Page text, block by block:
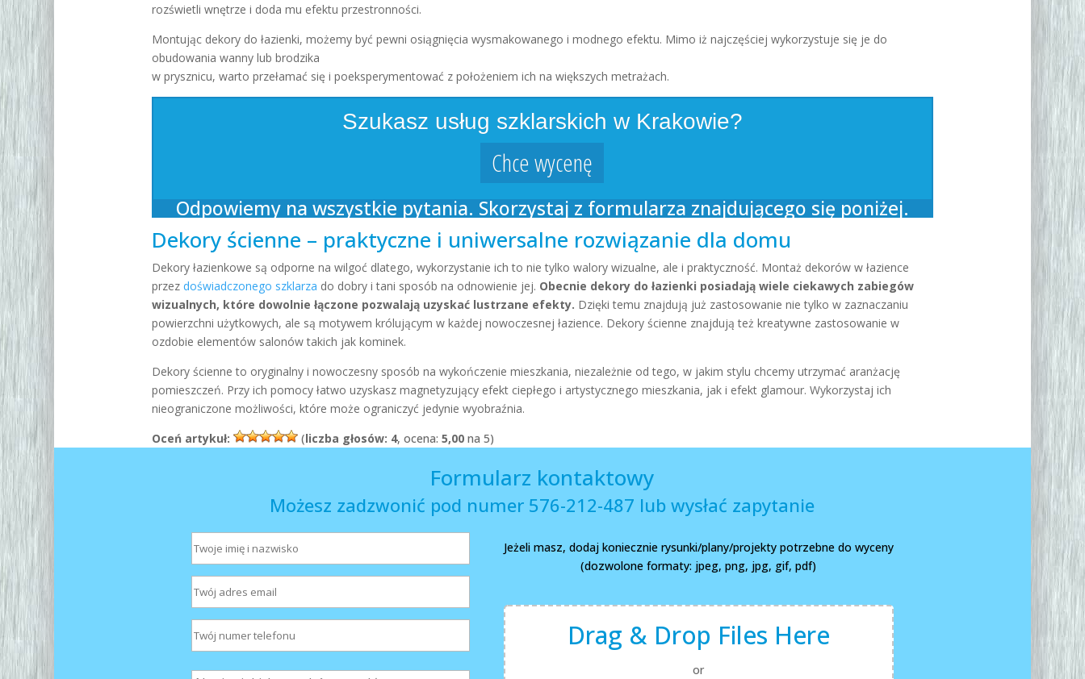
rozświetli wnętrze i doda mu efektu przestronności.
Montując dekory do łazienki, możemy być pewni osiągnięcia wysmakowanego i modnego efektu. Mimo iż najczęściej wykorzystuje się je do
obudowania wanny lub brodzika
w prysznicu, warto przełamać się i poeksperymentować z położeniem ich na większych metrażach.
Szukasz usług szklarskich w Krakowie?
Chce wycenę
Odpowiemy na wszystkie pytania. Skorzystaj z formularza znajdującego się poniżej.
Dekory ścienne – praktyczne i uniwersalne rozwiązanie dla domu
Dekory łazienkowe są odporne na wilgoć dlatego, wykorzystanie ich to nie tylko walory wizualne, ale i praktyczność. Montaż dekorów w łazience
przezdoświadczonego szklarza do dobry i tani sposób na odnowienie jej. Obecnie dekory do łazienki posiadają wiele ciekawych zabiegów
wizualnych, które dowolnie łączone pozwalają uzyskać lustrzane efekty. Dzięki temu znajdują już zastosowanie nie tylko w zaznaczaniu
powierzchni użytkowych, ale są motywem królującym w każdej nowoczesnej łazience. Dekory ścienne znajdują też kreatywne zastosowanie w
ozdobie elementów salonów takich jak kominek.
Dekory ścienne to oryginalny i nowoczesny sposób na wykończenie mieszkania, niezależnie od tego, w jakim stylu chcemy utrzymać aranżację
pomieszczeń. Przy ich pomocy łatwo uzyskasz magnetyzujący efekt ciepłego i artystycznego mieszkania, jak i efekt glamour.Wykorzystaj ich
nieograniczone możliwości, które może ograniczyć jedynie wyobraźnia.
Oceń artykuł:
(liczba głosów: 4, ocena:5,00 na 5)
Formularz kontaktowy
Możesz zadzwonić pod numer 576-212-487 lub wysłać zapytanie
Jeżeli masz, dodaj koniecznie rysunki/plany/projekty potrzebne do wyceny
(dozwolone formaty: jpeg, png, jpg, gif, pdf)
Drag & Drop Files Here
or